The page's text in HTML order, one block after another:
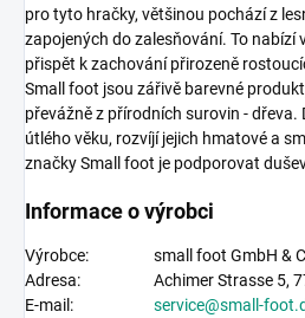
pro tyto hračky, většinou pochází z
zapojených do zalesňování. To nabízí
přispět k zachování přirozeně
Small foot jsou zářivě barevné
převážně z přírodních surovin - dřeva.
útlého věku, rozvíjí jejich hmatové a
značky Small foot je podporovat
Informace o výrobci
Výrobce:
small foot GmbH &
Adresa:
Achimer Strasse 5,
E-mail:
service@small-